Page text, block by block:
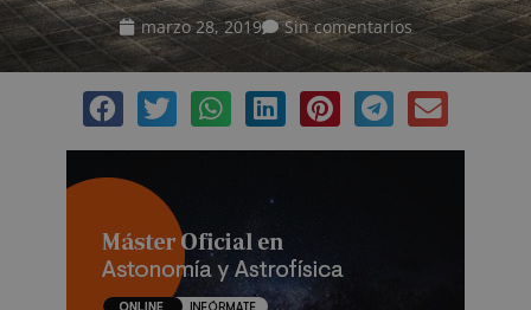
marzo 28, 2019 Sin comentarios